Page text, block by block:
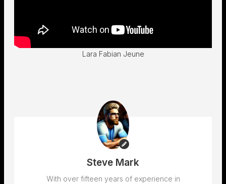
Lara Fabian Jeune
Steve Mark
With over fifteen years of experience in